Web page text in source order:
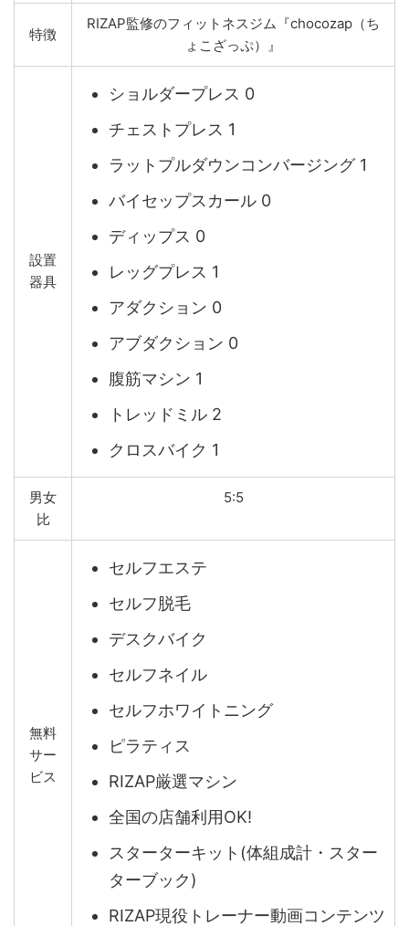
特徴
RIZAP監修のフィットネスジム『chocozap（ち
ょこざっぷ）』
設置
器具
ショルダープレス 0
チェストプレス 1
ラットプルダウンコンバージング 1
バイセップスカール 0
ディップス 0
レッグプレス 1
アダクション 0
アブダクション 0
腹筋マシン 1
トレッドミル 2
クロスバイク 1
男女
比
5:5
無料
サー
ビス
セルフエステ
セルフ脱毛
デスクバイク
セルフネイル
セルフホワイトニング
ピラティス
RIZAP厳選マシン
全国の店舗利用OK!
スターターキット(体組成計・スター
ターブック)
RIZAP現役トレーナー動画コンテンツ